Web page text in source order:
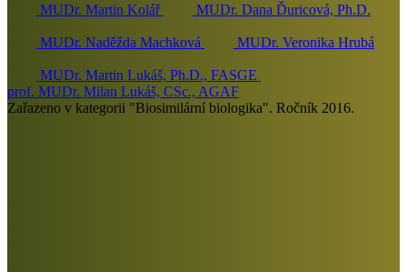
MUDr. Martin Kolář MUDr. Dana Ďuricová, Ph.D.
MUDr. Naděžda Machková MUDr. Veronika Hrubá
MUDr. Martin Lukáš, Ph.D., FASGE
prof. MUDr. Milan Lukáš, CSc., AGAF
Zařazeno v kategorii "Biosimilární biologika". Ročník 2016.